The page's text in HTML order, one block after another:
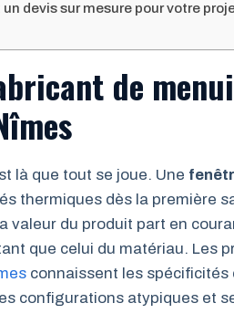
devis sur mesure pour votre
de
là que tout se joue. Une
thermiques dès la première
valeur du produit part en
que celui du matériau. Les
connaissent les
configurations atypiques et